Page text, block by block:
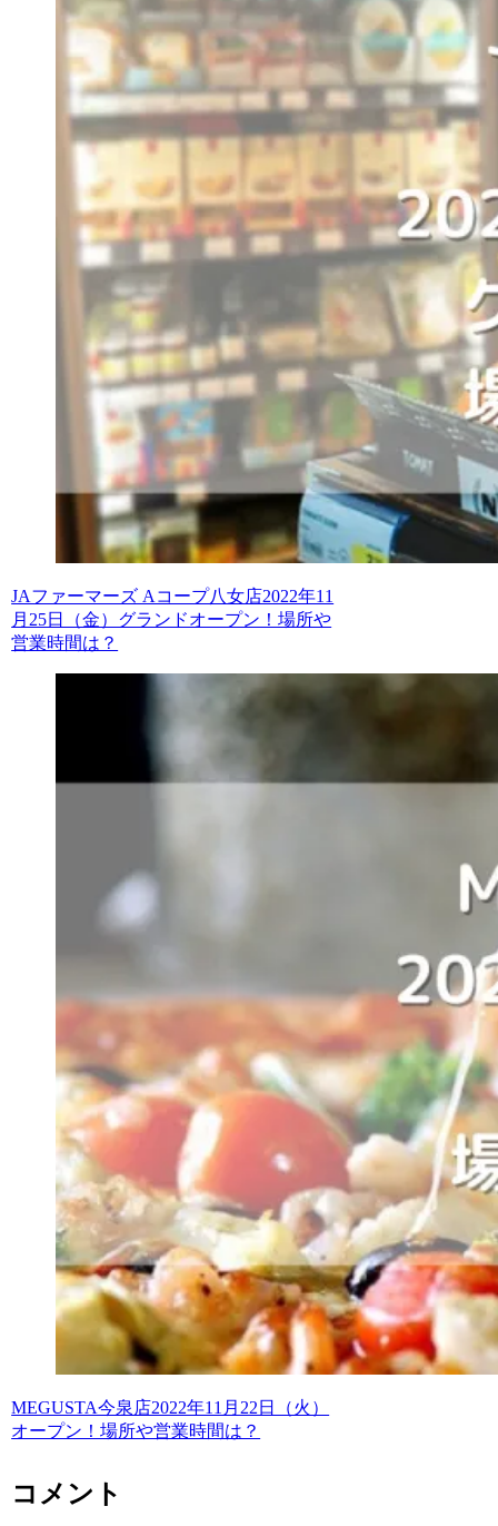
JAファーマーズ Aコープ八女店2022年11
月25日（金）グランドオープン！場所や
営業時間は？
MEGUSTA今泉店2022年11月22日（火）
オープン！場所や営業時間は？
コメント